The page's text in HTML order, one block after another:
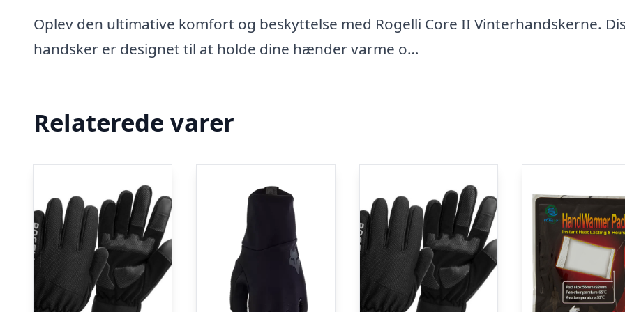
Oplev den ultimative komfort og beskyttelse med Rogelli Core II Vinterhandskerne.
handsker er designet til at holde dine hænder varme o…
Relaterede varer